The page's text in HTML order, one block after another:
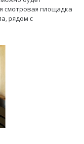
смотровая площадка
рядом с